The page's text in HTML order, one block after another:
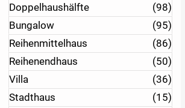
Doppelhaushälfte
(98)
Bungalow
(95)
Reihenmittelhaus
(86)
Reihenendhaus
(50)
Villa
(36)
Stadthaus
(15)